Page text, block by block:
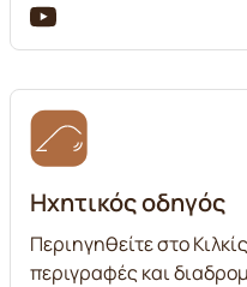
Ηχητικός οδηγός
Περιηγηθείτε στο
περιγραφές και